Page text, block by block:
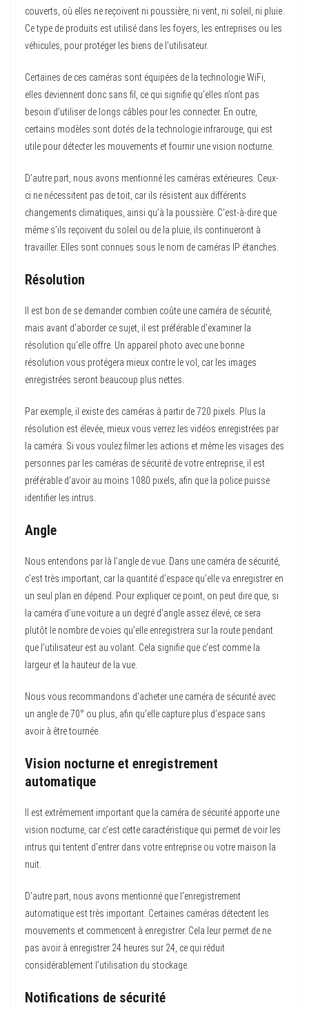
couverts, où elles ne reçoivent ni poussière, ni vent, ni soleil, ni pluie.
Ce type de produits est utilisé dans les foyers, les entreprises ou les
véhicules, pour protéger les biens de l’utilisateur.
Certaines de ces caméras sont équipées de la technologie WiFi,
elles deviennent donc sans fil, ce qui signifie qu’elles n’ont pas
besoin d’utiliser de longs câbles pour les connecter. En outre,
certains modèles sont dotés de la technologie infrarouge, qui est
utile pour détecter les mouvements et fournir une vision nocturne.
D’autre part, nous avons mentionné les caméras extérieures. Ceux-
ci ne nécessitent pas de toit, car ils résistent aux différents
changements climatiques, ainsi qu’à la poussière. C’est-à-dire que
même s’ils reçoivent du soleil ou de la pluie, ils continueront à
travailler. Elles sont connues sous le nom de caméras IP étanches.
Résolution
Il est bon de se demander combien coûte une caméra de sécurité,
mais avant d’aborder ce sujet, il est préférable d’examiner la
résolution qu’elle offre. Un appareil photo avec une bonne
résolution vous protégera mieux contre le vol, car les images
enregistrées seront beaucoup plus nettes.
Par exemple, il existe des caméras à partir de 720 pixels. Plus la
résolution est élevée, mieux vous verrez les vidéos enregistrées par
la caméra. Si vous voulez filmer les actions et même les visages des
personnes par les caméras de sécurité de votre entreprise, il est
préférable d’avoir au moins 1080 pixels, afin que la police puisse
identifier les intrus.
Angle
Nous entendons par là l’angle de vue. Dans une caméra de sécurité,
c’est très important, car la quantité d’espace qu’elle va enregistrer en
un seul plan en dépend. Pour expliquer ce point, on peut dire que, si
la caméra d’une voiture a un degré d’angle assez élevé, ce sera
plutôt le nombre de voies qu’elle enregistrera sur la route pendant
que l’utilisateur est au volant. Cela signifie que c’est comme la
largeur et la hauteur de la vue.
Nous vous recommandons d’acheter une caméra de sécurité avec
un angle de 70° ou plus, afin qu’elle capture plus d’espace sans
avoir à être tournée.
Vision nocturne et enregistrement
automatique
Il est extrêmement important que la caméra de sécurité apporte une
vision nocturne, car c’est cette caractéristique qui permet de voir les
intrus qui tentent d’entrer dans votre entreprise ou votre maison la
nuit.
D’autre part, nous avons mentionné que l’enregistrement
automatique est très important. Certaines caméras détectent les
mouvements et commencent à enregistrer. Cela leur permet de ne
pas avoir à enregistrer 24 heures sur 24, ce qui réduit
considérablement l’utilisation du stockage.
Notifications de sécurité